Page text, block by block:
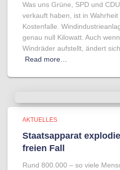
Was uns Grüne, SPD und
verkauft haben, ist in
Kostenfalle.
genau null Kilowatt. Auch
Windräder aufstellt, ändert
Read more…
AKTUELLES
Staatsapparat
freien Fall
Rund 800.000 – so viele